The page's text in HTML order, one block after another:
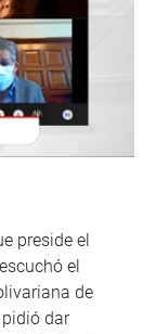
preside el
el
de
pidió dar